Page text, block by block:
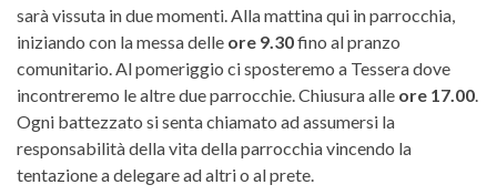
sarà vissuta in due momenti. Alla mattina qui in parrocchia,
iniziando con la messa delle ore 9.30fino al pranzo
comunitario. Al pomeriggio ci sposteremo a Tessera dove
incontreremo le altre due parrocchie. Chiusura alle ore 17.00
Ogni battezzato si senta chiamato ad assumersi la
responsabilità della vita della parrocchia vincendo la
tentazione a delegare ad altri o al prete.